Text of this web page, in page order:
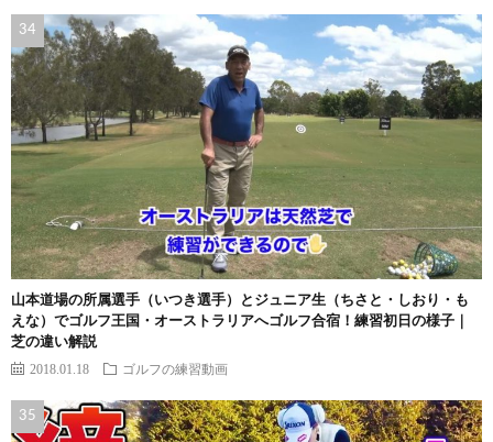
山本道場の所属選手（いつき選手）とジュニア生（ちさと・しおり・も
えな）でゴルフ王国・オーストラリアへゴルフ合宿！練習初日の様子｜
芝の違い解説
2018.01.18 ゴルフの練習動画